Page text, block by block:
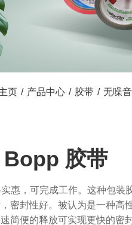
页 / 产品中心 / 胶带 / 无噪
Bopp 胶带
惠，可完成工作。这种包装
密封性好。被认为是一种高
简便的释放可实现更快的密封